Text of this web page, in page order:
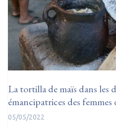
La tortilla de maïs dans les
émancipatrices des
05/05/2022